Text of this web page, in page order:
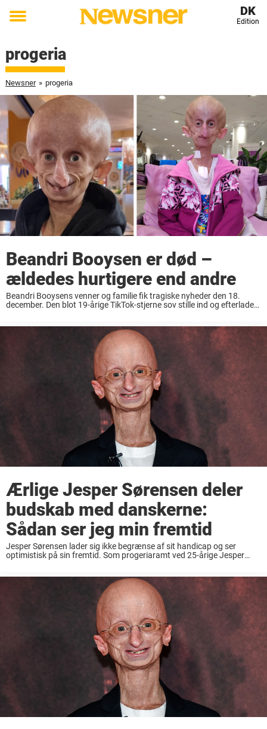
Toggle
DK
Edition
progeria
Newsner » progeria
Beandri Booysen er død –
ældedes hurtigere end andre
Beandri Booysens venner og familie fik tragiske nyheder den 18.
december. Den blot 19-årige TikTok-stjerne sov stille ind og efterlader
Ærlige Jesper Sørensen deler
budskab med danskerne:
Sådan ser jeg min fremtid
Jesper Sørensen lader sig ikke begrænse af sit handicap og ser
optimistisk på sin fremtid. Som progeriaramt ved 25-årige Jesper